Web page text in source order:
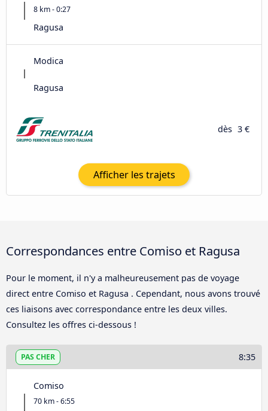
8 km - 0:27
Ragusa
Modica
Ragusa
dès 3 €
Afficher les trajets
Correspondances entre Comiso et Ragusa
Pour le moment, il n'y a malheureusement pas de voyage
direct entre Comiso et Ragusa . Cependant, nous avons trouvé
ces liaisons avec correspondance entre les deux villes.
Consultez les offres ci-dessous !
PAS CHER 8:35
Comiso
70 km - 6:55